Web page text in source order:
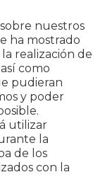
nuestros
ha mostrado
realización de
como
pudieran
y poder
utilizar
la
de los
con la